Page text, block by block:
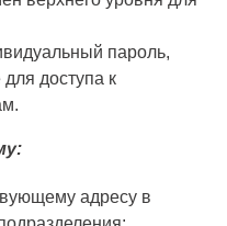
пароль,
доступа к
адресу в